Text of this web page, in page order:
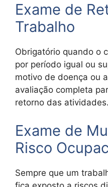
Exame de
Trabalho
Obrigatório quando o
por período igual ou
motivo de doença ou
avaliação completa
retorno das atividades.
Exame de
Risco
Sempre que um